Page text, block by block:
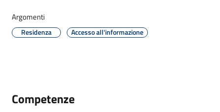
Vivere
Cavriago
C
a
Argomenti
Residenza Accesso all'informazione
Competenze